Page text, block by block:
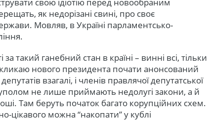
свою ідіотію перед новообраним
як недорізані свині, про своє
Мовляв, в Україні парламентсько-
такий ганебний стан в країні – винні всі, тільки
нового президента почати анонсований
взагалі, і членів правлячої депутатської
не лише приймають недолугі закони, а й
Там беруть початок багато корупційних схем.
цікавого можна “накопати” у кублі